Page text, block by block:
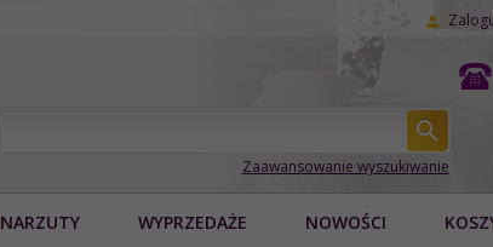
Zaawansowanie wyszukiwanie
NARZUTY WYPRZEDAŻE NOWOŚCI